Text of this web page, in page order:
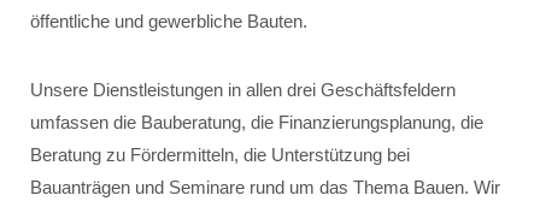
öffentliche und gewerbliche Bauten.
Unsere Dienstleistungen in allen drei Geschäftsfeldern
umfassen die Bauberatung, die Finanzierungsplanung, die
Beratung zu Fördermitteln, die Unterstützung bei
Bauanträgen und Seminare rund um das Thema Bauen. Wir